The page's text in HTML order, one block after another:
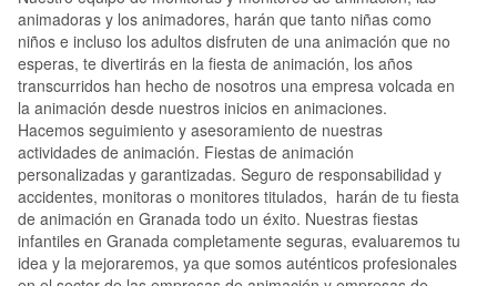
musicales, películas preferidas, series, personajes, y mucho
más! Echa un vistazo a nuestra colección
.En nuestro taller
de chapas fabricamos chapas con enganche de alfiler.
manualidades junto con sus hijos.
monitor/a para que los niños también disfruten de la fiesta,
boda, comunión o bautizo y así los padres puedan disfrutar a
la par que sus hijos sin ninguna preocupación 🤗.
de suplemento.
Condiciones de pago:
El pago del taller deberá realizarse con anterioridad al
desarrollo de la actividad.
podrá proceder a su cancelación, si dicha cancelación se
produce con una anterioridad de 10 días al desarrollo de la
actividad, se devolverá el importe íntegro de dicha reserva. En
el caso de que se cancele la reserva dentro de los diez días
anteriores al desarrollo de la actividad, no se devolverá el
importe de la misma.
animadoras y los animadores, harán que tanto niñas como
niños e incluso los adultos disfruten de una animación que no
esperas, te divertirás en la fiesta de animación, los años
transcurridos han hecho de nosotros una empresa volcada en
la animación desde nuestros inicios en animaciones.
Hacemos seguimiento y asesoramiento de nuestras
actividades de animación. Fiestas de animación
personalizadas y garantizadas. Seguro de responsabilidad y
accidentes, monitoras o monitores titulados, harán de tu fiesta
de animación en Granada todo un éxito. Nuestras fiestas
infantiles en Granada completamente seguras, evaluaremos tu
idea y la mejoraremos, ya que somos auténticos profesionales